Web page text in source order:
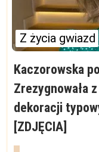
Z życia gwiazd
Kaczorowska
Zrezygnowała
dekoracji
[ZDJĘCIA]